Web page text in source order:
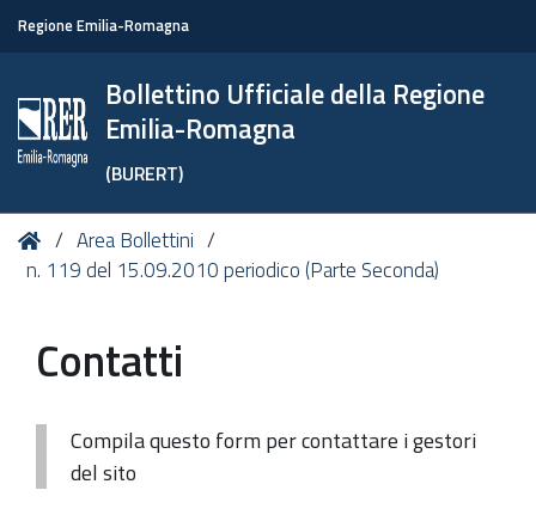
Regione Emilia-Romagna
Bollettino Ufficiale della Regione
Emilia-Romagna
(BURERT)
Tu
sei
HomeArea Bollettini
n. 119 del 15.09.2010 periodico (Parte Seconda)
Contatti
Compila questo form per contattare i gestori
del sito